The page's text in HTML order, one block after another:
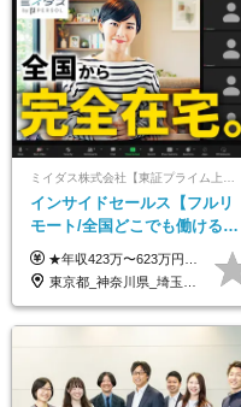
インサイドセールス【フルリ
モート/全国どこでも働ける】
未経験OK*土日祝休み*残業少
なめ*在宅勤務手当あり
★年収423万〜623万円のモデルあり（想定時間外手当10時間分含む） ★半年に一度ドカンと支給のボーナスあり（半年に1度最大150万円） 月給25万円〜＋各種手当＋インセンティブ ＊リモートワーク手当（4000円/月） ＊リモートワーク一時金（1万5000円） ＊残業手当全額支給 ※経験・スキルにより月給を決定します ※試用期間：2ヵ月あり。期間中の雇用形態・給与・待遇に変更はありません 《頑張りはインセンティブとして還元！》 当社は5段階の評価制度を導入。 半期に1回の評価で最高ランク（5点）を獲得したメンバーには、 150万円のインセンティブを支給！ これが半年に一度のインセンティブとして支給されるため、 成果を出した分だけまとまった収入を得られる仕組みです。 【固定残業代について】 なし（残業代は、実際の労働時間に応じて別途全額支給）
東京都_神奈川県_埼玉県_千葉県_大阪府_愛知県_北海道_青森県_岩手県_宮城県_秋田県_山形県_福島県_茨城県_栃木県_群馬県_新潟県_山梨県_長野県_富山県_石川県_福井県_静岡県_岐阜県_三重県_兵庫県_京都府_滋賀県_奈良県_和歌山県_広島県_岡山県_鳥取県_島根県_山口県_徳島県_香川県_愛媛県_高知県_福岡県_熊本県_佐賀県_長崎県_大分県_宮崎県_鹿児島県_沖縄県